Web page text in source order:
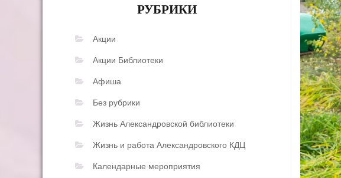
РУБРИКИ
Акции
Акции Библиотеки
Афиша
Без рубрики
Жизнь Александровской библиотеки
Жизнь и работа Александровского КДЦ
Календарные мероприятия